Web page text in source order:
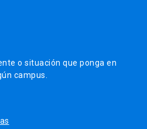
o situación que ponga en
campus.